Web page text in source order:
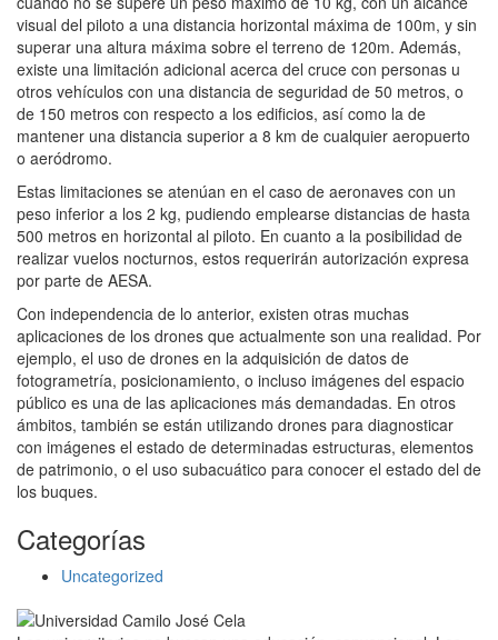
visual del piloto a una distancia horizontal máxima de 100m, y sin
superar una altura máxima sobre el terreno de 120m. Además,
existe una limitación adicional acerca del cruce con personas u
otros vehículos con una distancia de seguridad de 50 metros, o
de 150 metros con respecto a los edificios, así como la de
mantener una distancia superior a 8 km de cualquier aeropuerto
o aeródromo.
Estas limitaciones se atenúan en el caso de aeronaves con un
peso inferior a los 2 kg, pudiendo emplearse distancias de hasta
500 metros en horizontal al piloto. En cuanto a la posibilidad de
realizar vuelos nocturnos, estos requerirán autorización expresa
por parte de AESA.
Con independencia de lo anterior, existen otras muchas
aplicaciones de los drones que actualmente son una realidad. Por
ejemplo, el uso de drones en la adquisición de datos de
fotogrametría, posicionamiento, o incluso imágenes del espacio
público es una de las aplicaciones más demandadas. En otros
ámbitos, también se están utilizando drones para diagnosticar
con imágenes el estado de determinadas estructuras, elementos
de patrimonio, o el uso subacuático para conocer el estado del de
los buques.
Categorías
Uncategorized